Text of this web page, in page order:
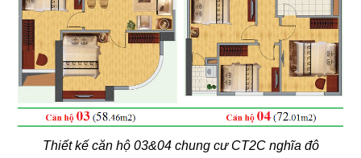
Thiết kế căn hộ 03&04 chung cư CT2C nghĩa đô